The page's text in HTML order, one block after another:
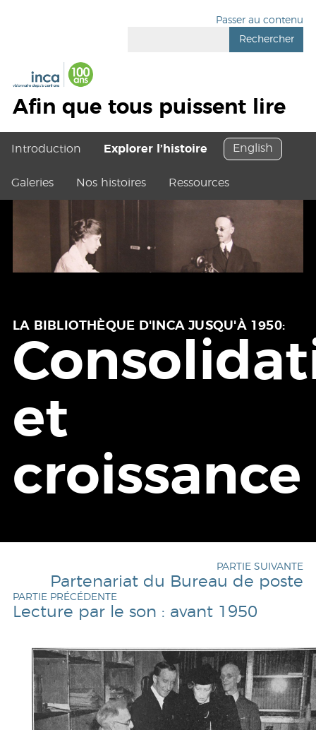
Passer au contenu
Rechercher
Afin que tous puissent lire
Introduction Explorer l’histoire
Galeries Nos histoires Ressources
English
LA BIBLIOTHÈQUE D'INCA JUSQU'À 1950:
et
croissance
PARTIE SUIVANTE
Partenariat du Bureau de poste
PARTIE PRÉCÉDENTE
Lecture par le son : avant 1950